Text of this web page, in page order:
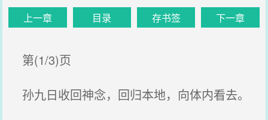
上一章 目录 存书签 下一章
第(1/3)页
孙九日收回神念，回归本地，向体内看去。